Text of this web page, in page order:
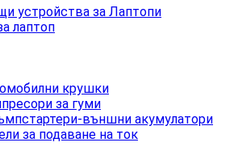
устройства за Лаптопи
лаптоп
крушки
за гуми
външни акумулатори
за подаване на ток